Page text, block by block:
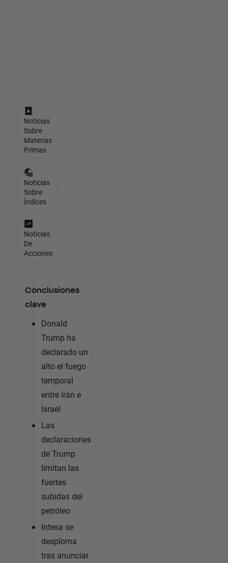
Conclusiones
clave
Donald
Trump ha
declarado un
alto el fuego
temporal
entre Irán e
Israel
Las
declaraciones
de Trump
limitan las
fuertes
subidas del
petróleo
Intesa se
desploma
tras anunciar
Noticias
Sobre
Materias
Primas
Noticias
Sobre
Índices
Noticias
De
Acciones